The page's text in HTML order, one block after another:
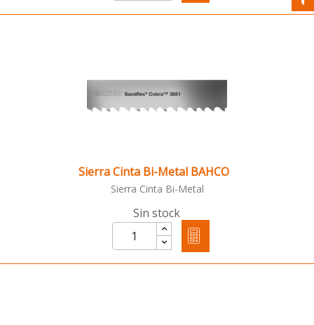
Sierra Cinta Bi-Metal BAHCO
Sierra Cinta Bi-Metal
Sin stock